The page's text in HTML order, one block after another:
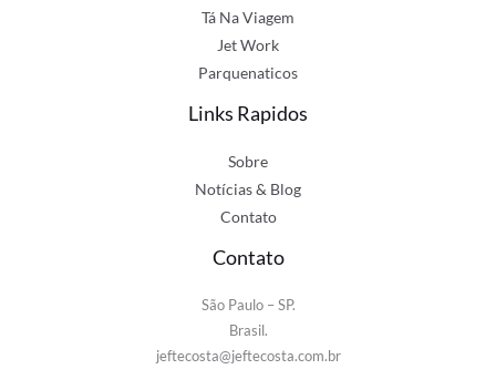
Tá Na Viagem
Jet Work
Parquenaticos
Links Rapidos
Sobre
Notícias & Blog
Contato
Contato
São Paulo – SP.
Brasil.
jeftecosta@jeftecosta.com.br